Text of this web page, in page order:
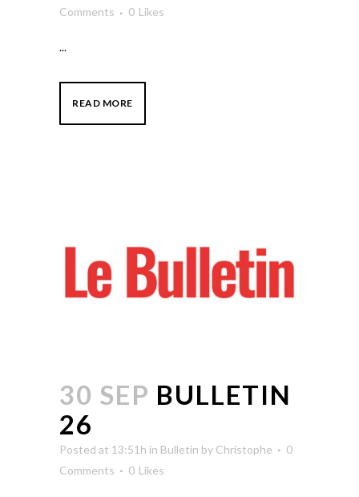
Comments 0 Likes
...
READ MORE
30 SEP BULLETIN
26
Posted at 13:51h in Bulletin by Christophe
0
Comments
0 Likes